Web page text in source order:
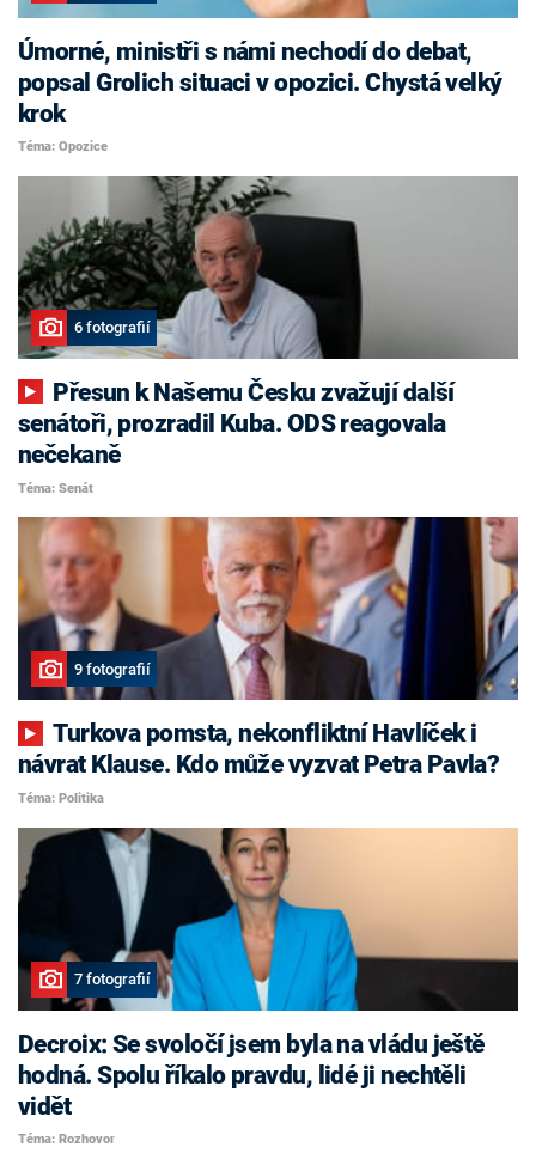
Úmorné, ministři s námi nechodí do debat,
popsal Grolich situaci v opozici. Chystá velký
krok
Téma: Opozice
6 fotografií
senátoři, prozradil Kuba. ODS reagovala
nečekaně
Téma: Senát
9 fotografií
Turkova pomsta, nekonfliktní Havlíček i
návrat Klause. Kdo může vyzvat Petra Pavla?
Téma: Politika
7 fotografií
Decroix: Se svoločí jsem byla na vládu ještě
hodná. Spolu říkalo pravdu, lidé ji nechtěli
vidět
Téma: Rozhovor